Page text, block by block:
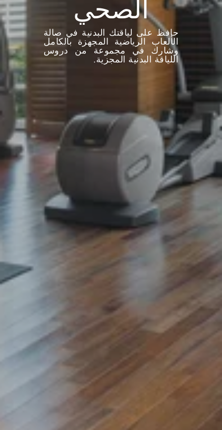
الصحي
حافظ على لياقتك البدنية في صالة
الألعاب الرياضية المجهزة بالكامل
وشارك في مجموعة من دروس
اللياقة البدنية المجزية.